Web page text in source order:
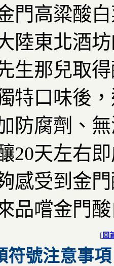
門高粱酸
陸東北酒
生那兒取
特口味後
防腐劑、
20天左右
感受到金
品嚐金門
[ 回
注意事項